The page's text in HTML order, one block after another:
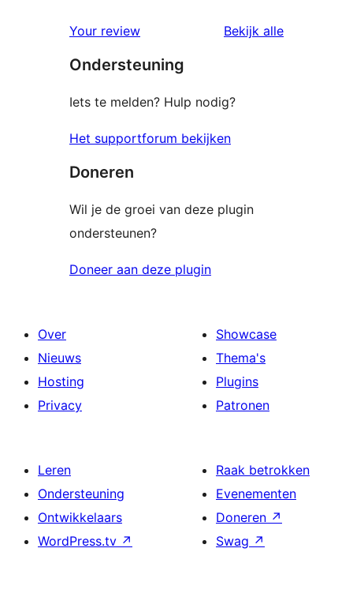
beoordelingen
sterren
beoordelingen
Your review Bekijk alle
Ondersteuning
Iets te melden? Hulp nodig?
Het supportforum bekijken
Doneren
Wil je de groei van deze plugin
ondersteunen?
Doneer aan deze plugin
Over
Nieuws
Hosting
Privacy
Showcase
Thema's
Plugins
Patronen
Leren
Ondersteuning
Ontwikkelaars
WordPress.tv ↗
Raak betrokken
Evenementen
Doneren ↗
Swag ↗